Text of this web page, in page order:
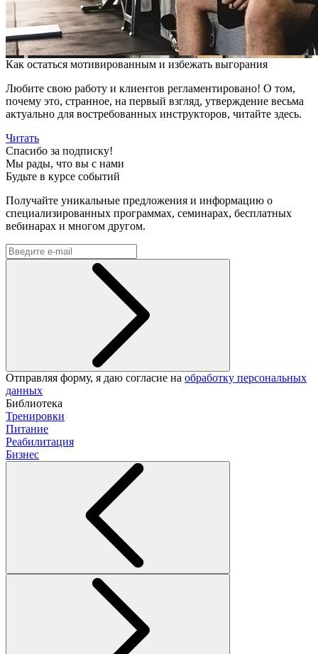
Как остаться мотивированным и избежать выгорания
Любите свою работу и клиентов регламентировано! О том,
почему это, странное, на первый взгляд, утверждение весьма
актуально для востребованных инструкторов, читайте здесь.
Читать
Спасибо за подписку!
Мы рады, что вы с нами
Будьте в курсе событий
Получайте уникальные предложения и информацию о
специализированных программах, семинарах, бесплатных
вебинарах и многом другом.
Отправляя форму, я даю согласие на обработку персональных
данных
Библиотека
Тренировки
Питание
Реабилитация
Бизнес